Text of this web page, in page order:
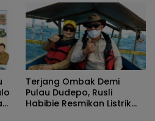
Masker
Terjang Ombak Demi
Pulau Dudepo, Rusli
Habibie Resmikan Listrik